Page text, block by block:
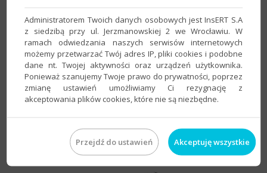
Wybierz swój nowy program
Sprzedaż
Administratorem Twoich danych osobowych jest InsERT S.A
z siedzibą przy ul. Jerzmanowskiej 2 we Wrocławiu. W
ramach odwiedzania naszych serwisów internetowych
możemy przetwarzać Twój adres IP, pliki cookies i podobne
dane nt. Twojej aktywności oraz urządzeń użytkownika.
Ponieważ szanujemy Twoje prawo do prywatności, poprzez
zmianę ustawień umożliwiamy Ci rezygnację z
akceptowania plików cookies, które nie są niezbędne.
Przejdź do ustawień Akceptuję wszystkie